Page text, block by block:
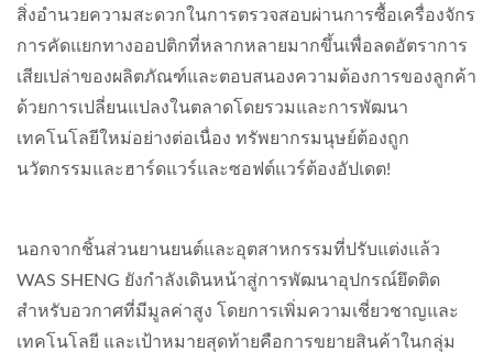
สิ่งอำนวยความสะดวกในการตรวจสอบผ่านการซื้อเครื่องจักร
การคัดแยกทางออปติกที่หลากหลายมากขึ้นเพื่อลดอัตราการ
เสียเปล่าของผลิตภัณฑ์และตอบสนองความต้องการของลูกค้า
ด้วยการเปลี่ยนแปลงในตลาดโดยรวมและการพัฒนา
เทคโนโลยีใหม่อย่างต่อเนื่อง ทรัพยากรมนุษย์ต้องถูก
นวัตกรรมและฮาร์ดแวร์และซอฟต์แวร์ต้องอัปเดต!
นอกจากชิ้นส่วนยานยนต์และอุตสาหกรรมที่ปรับแต่งแล้ว
WAS SHENG ยังกำลังเดินหน้าสู่การพัฒนาอุปกรณ์ยึดติด
สำหรับอวกาศที่มีมูลค่าสูง โดยการเพิ่มความเชี่ยวชาญและ
เทคโนโลยี และเป้าหมายสุดท้ายคือการขยายสินค้าในกลุ่ม